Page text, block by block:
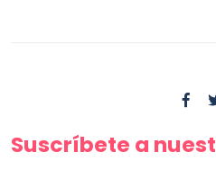
Suscríbete a